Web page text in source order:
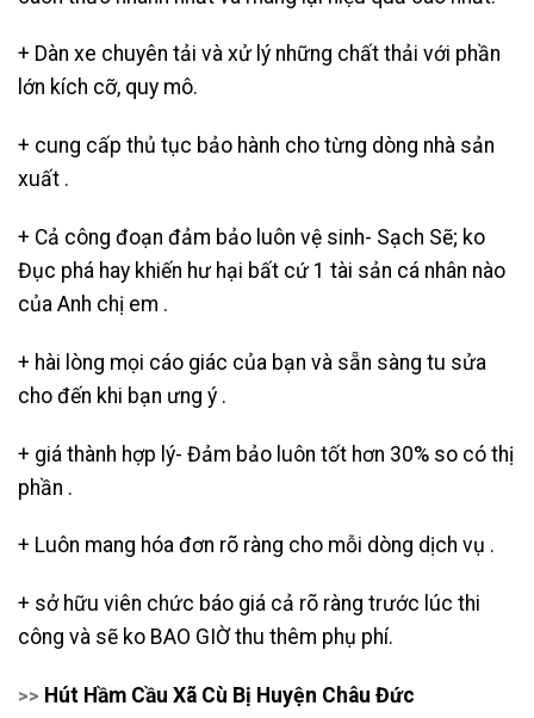
+ Dàn xe chuyên tải và xử lý những chất thải với phần
lớn kích cỡ, quy mô.
+ cung cấp thủ tục bảo hành cho từng dòng nhà sản
xuất .
+ Cả công đoạn đảm bảo luôn vệ sinh- Sạch Sẽ; ko
Đục phá hay khiến hư hại bất cứ 1 tài sản cá nhân nào
của Anh chị em .
+ hài lòng mọi cáo giác của bạn và sẵn sàng tu sửa
cho đến khi bạn ưng ý .
+ giá thành hợp lý- Đảm bảo luôn tốt hơn 30% so có thị
phần .
+ Luôn mang hóa đơn rõ ràng cho mỗi dòng dịch vụ .
+ sở hữu viên chức báo giá cả rõ ràng trước lúc thi
công và sẽ ko BAO GIỜ thu thêm phụ phí.
>> Hút Hầm Cầu Xã Cù Bị Huyện Châu Đức